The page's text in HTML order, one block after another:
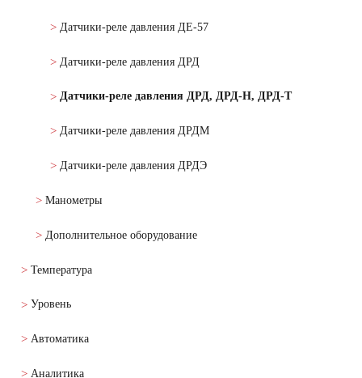
Датчики-реле давления ДЕ-57
Датчики-реле давления ДРД
Датчики-реле давления ДРД, ДРД-Н, ДРД-Т
Датчики-реле давления ДРДМ
Датчики-реле давления ДРДЭ
Манометры
Дополнительное оборудование
Температура
Уровень
Автоматика
Аналитика